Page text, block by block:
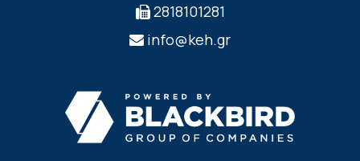
2818101281
info@keh.gr